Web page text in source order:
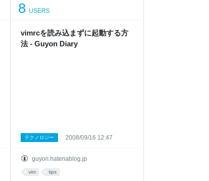
vimrcを読み込まずに起動する方
法 - Guyon Diary
8 USERS
guyon.hatenablog.jp
テクノロジー 2008/09/16 12:47
vim tips